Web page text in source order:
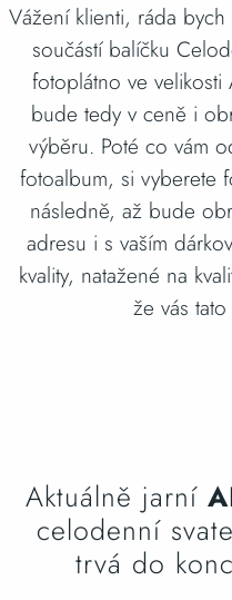
Vážení klienti, ráda
součástí balíčku
fotoplátno ve velikosti
bude tedy v ceně i
výběru. Poté co vám
fotoalbum, si vyberete
následně, až bude
adresu i s vaším
kvality, natažené na
že vás
Aktuálně jarní
celodenní
trvá do